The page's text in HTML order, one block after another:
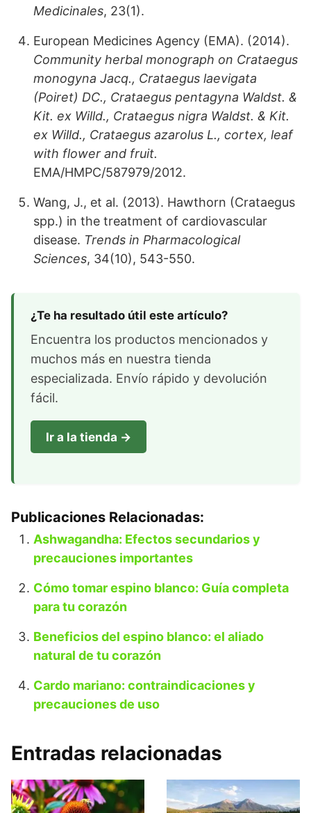
Medicinales, 23(1).
European Medicines Agency (EMA). (2014).
Community herbal monograph on Crataegus
monogyna Jacq., Crataegus laevigata
(Poiret) DC., Crataegus pentagyna Waldst. &
Kit. ex Willd., Crataegus nigra Waldst. & Kit.
ex Willd., Crataegus azarolus L., cortex, leaf
with flower and fruit.
EMA/HMPC/587979/2012.
Wang, J., et al. (2013). Hawthorn (Crataegus
spp.) in the treatment of cardiovascular
disease. Trends in Pharmacological
Sciences, 34(10), 543-550.
¿Te ha resultado útil este artículo?
Encuentra los productos mencionados y
muchos más en nuestra tienda
especializada. Envío rápido y devolución
fácil.
Ir a la tienda →
Publicaciones Relacionadas:
Ashwagandha: Efectos secundarios y
precauciones importantes
Cómo tomar espino blanco: Guía completa
para tu corazón
Beneficios del espino blanco: el aliado
natural de tu corazón
Cardo mariano: contraindicaciones y
precauciones de uso
Entradas relacionadas